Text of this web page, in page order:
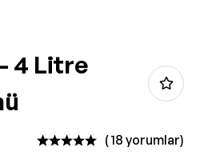
4 Litre
( 18 yorumlar)